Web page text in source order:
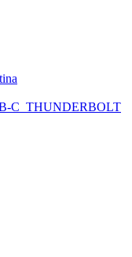
C_THUNDERBOLT